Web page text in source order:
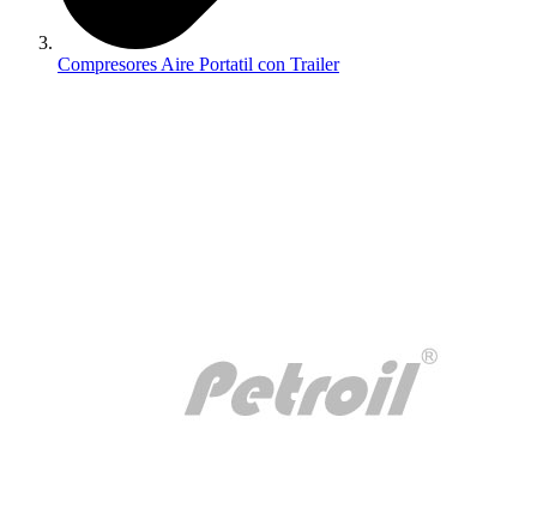
Compresores Aire Portatil con Trailer